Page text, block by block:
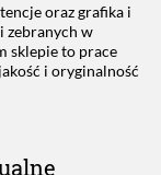
oraz grafika i
zebranych w
sklepie to prace
i oryginalność